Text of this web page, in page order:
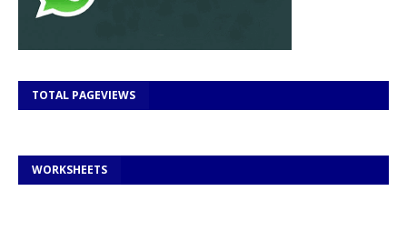
TOTAL PAGEVIEWS
WORKSHEETS